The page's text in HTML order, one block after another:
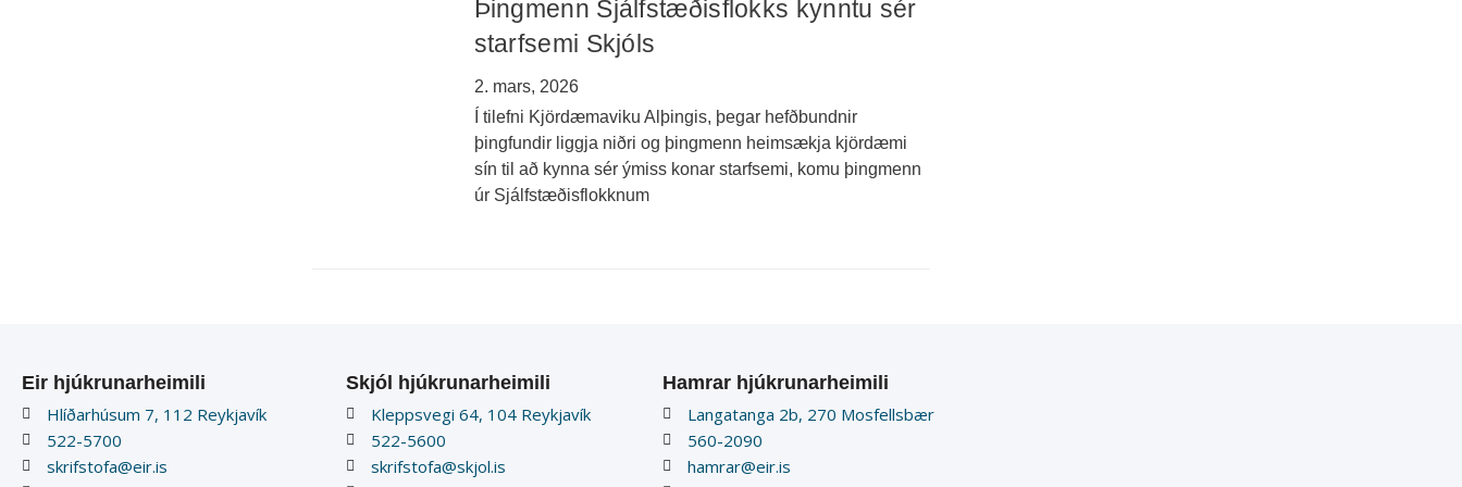
Þingmenn Sjálfstæðisflokks kynntu sér
starfsemi Skjóls
2. mars, 2026
Í tilefni Kjördæmaviku Alþingis, þegar hefðbundnir
þingfundir liggja niðri og þingmenn heimsækja kjördæmi
sín til að kynna sér ýmiss konar starfsemi, komu þingmenn
úr Sjálfstæðisflokknum
Eir hjúkrunarheimili
Hlíðarhúsum 7, 112 Reykjavík
522-5700
skrifstofa@eir.is
Skjól hjúkrunarheimili
Kleppsvegi 64, 104 Reykjavík
522-5600
skrifstofa@skjol.is
Hamrar hjúkrunarheimili
Langatanga 2b, 270 Mosfellsbær
560-2090
hamrar@eir.is